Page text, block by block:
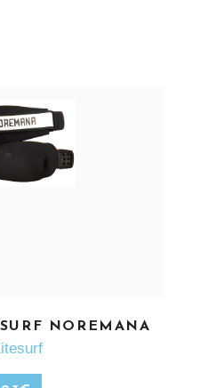
PLUS
NOREMANA